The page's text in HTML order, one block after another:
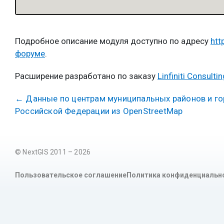
Подробное описание модуля доступно по адресу
форуме.
Расширение разработано по заказу Linfiniti
← Данные по центрам муниципальных районов и
Российской Федерации из OpenStreetMap
© NextGIS 2011 – 2026
Пользовательское соглашениеПолитика